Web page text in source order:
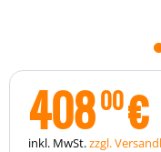
40800€
inkl. MwSt.zzgl.